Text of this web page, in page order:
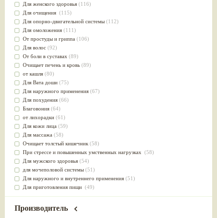
Для женского здоровья (116)
Для очищения (115)
Для опорно-двигательной системы (112)
Для омоложения (111)
От простуды и гриппа (106)
Для волос (92)
От боли в суставах (89)
Очищает печень и кровь (89)
от кашля (80)
Для Вата доши (75)
Для наружного применения (67)
Для похудения (66)
Благовония (64)
от лихорадки (61)
Для кожи лица (59)
Для массажа (58)
Очищает толстый кишечник (58)
При стрессе и повышенных умственных нагрузках (58)
Для мужского здоровья (54)
для мочеполовой системы (51)
Для наружного и внутреннего применения (51)
Для приготовления пищи (49)
от инфекций мочеполовой системы(49)
для суставов
Производитель